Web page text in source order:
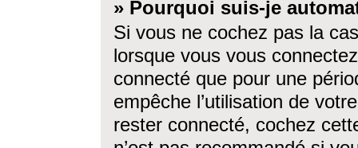
» Pourquoi suis-je
Si vous ne cochez pas la
lorsque vous vous
connecté que pour une
empêche l’utilisation de
rester connecté, cochez